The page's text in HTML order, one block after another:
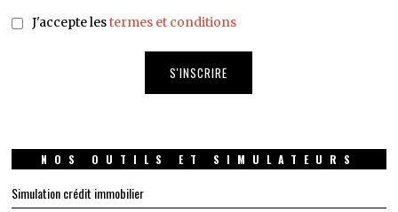
J'accepte lestermes et conditions
NOS OUTILS ET SIMULATEURS
Simulation crédit immobilier